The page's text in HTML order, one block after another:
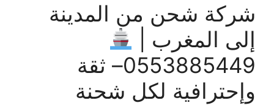
شركة شحن من المدينة
إلى المغرب |
0553885449– ثقة
وإحترافية لكل شحنة